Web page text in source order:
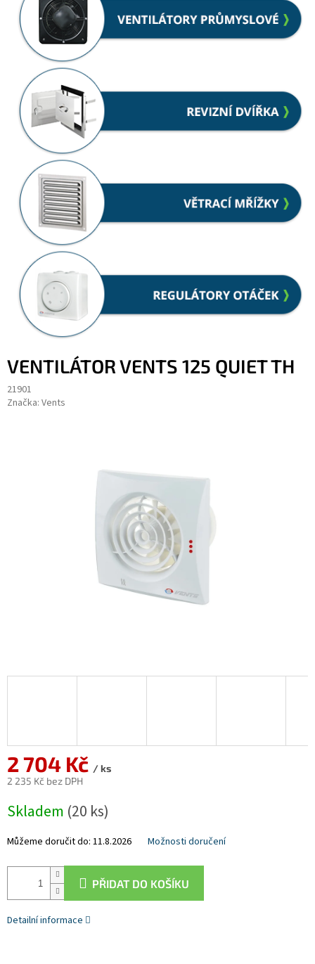
VENTILÁTOR VENTS 125 QUIET TH
21901
Značka: Vents
2 704 Kč / ks
2 235 Kč bez DPH
cena:
Skladem (20 ks)
Můžeme doručit do: 11.8.2026 Možnosti doručení
PŘIDAT DO KOŠÍKU
Detailní informace